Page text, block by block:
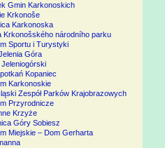
Gmin Karkonoskich
Krkonoše
Karkonoska
Krkonošského národního parku
Sportu i Turystyki
Góra
Jeleniogórski
Kopaniec
Karkonoskie
Zespół Parków Krajobrazowych
Przyrodnicze
Krzyże
Góry Sobiesz
Miejskie – Dom Gerharta